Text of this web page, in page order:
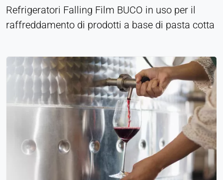
Refrigeratori Falling Film BUCO in uso per il
raffreddamento di prodotti a base di pasta cotta